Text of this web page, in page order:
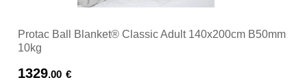
Protac Ball Blanket® Classic Adult 140x200cm B50mm
10kg
1329.00 €